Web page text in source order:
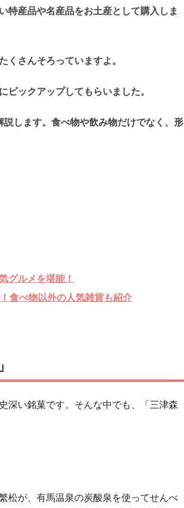
特産品や名産品をお土産として購入しま
くさんそろっていますよ。
ピックアップしてもらいました。
します。食べ物や飲み物だけでなく、形
グルメを堪能！
食べ物以外の人気雑貨も紹介
深い銘菓です。そんな中でも、「三津森
松が、有馬温泉の炭酸泉を使ってせんべ